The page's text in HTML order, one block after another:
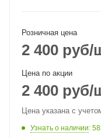
Розничная цена
2 400 руб/
Цена по акции
2 400 руб/
Цена указана с
Узнать о наличии: